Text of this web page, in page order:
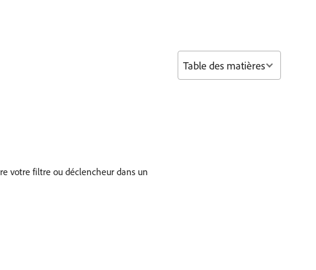
votre filtre ou déclencheur dans un
Table des matières